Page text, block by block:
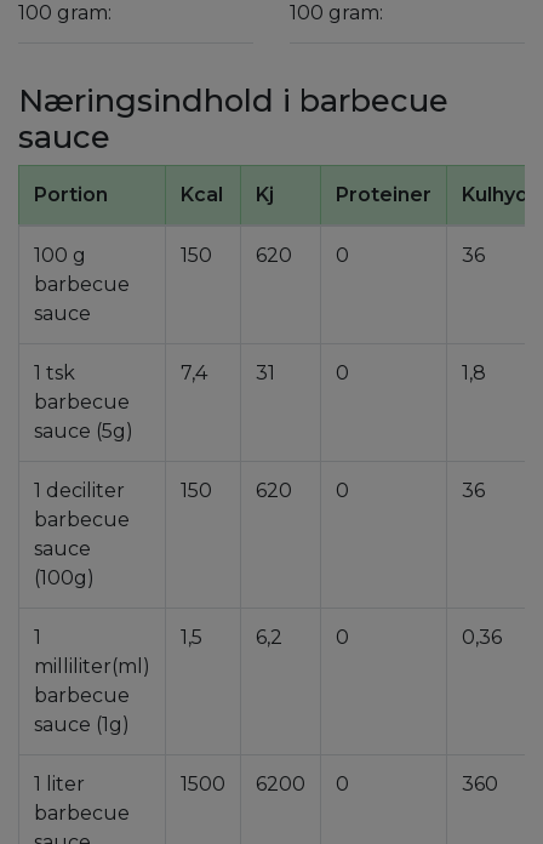
100 gram:
100 gram:
Næringsindhold i barbecue
sauce
Portion Kcal Kj Proteiner
100 g
barbecue
sauce
150 620 0 36
1 tsk
barbecue
sauce (5g)
7,4 31 0 1,8
1 deciliter
barbecue
sauce
(100g)
150 620 0 36
1
milliliter(ml)
barbecue
sauce (1g)
1,5 6,2 0 0,36
1 liter
barbecue
1500 6200 0 360